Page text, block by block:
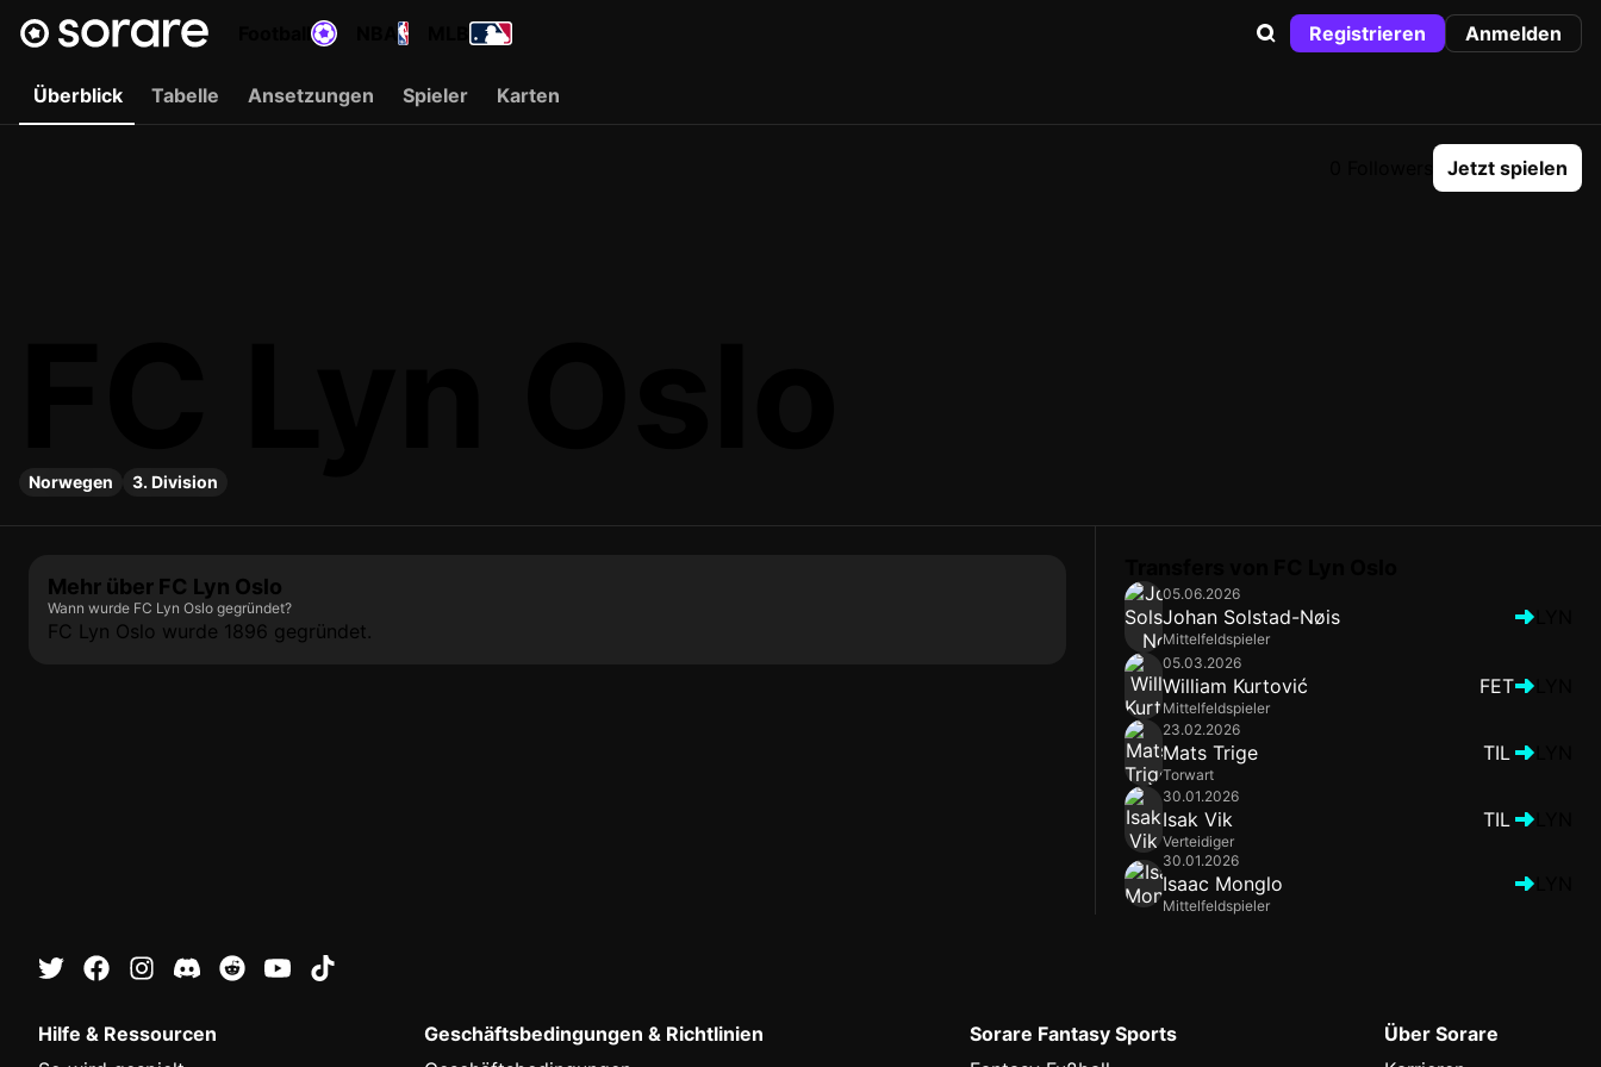
Registrieren Anmelden
Überblick Tabelle Ansetzungen Spieler Karten
Jetzt spielen
Norwegen 3. Division
Mehr über FC Lyn Oslo
Wann wurde FC Lyn Oslo gegründet?
FC Lyn Oslo wurde 1896 gegründet.
05.06.2026
Johan Solstad-Nøis
Mittelfeldspieler
05.03.2026
William Kurtović
Mittelfeldspieler
FET
23.02.2026
Mats Trige
Torwart
TIL
30.01.2026
Isak Vik
Verteidiger
TIL
30.01.2026
Isaac Monglo
Mittelfeldspieler
Hilfe & Ressourcen
Geschäftsbedingungen & Richtlinien
Sorare Fantasy Sports
Über Sorare